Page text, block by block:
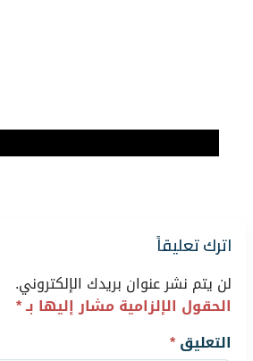
اترك تعليقاً
لن يتم نشر عنوان بريدك الإلكتروني.
الحقول الإلزامية مشار إليها بـ*
التعليق*